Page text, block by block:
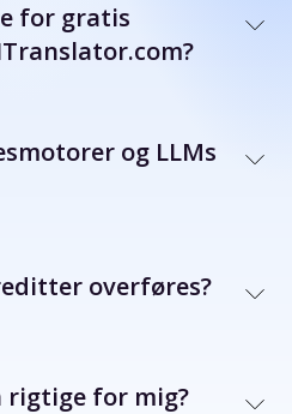
for gratis
og LLMs
overføres?
rigtige for mig?